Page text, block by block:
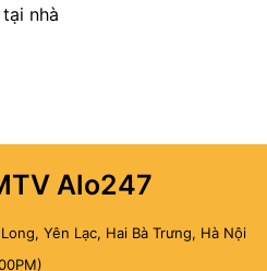
nhà
Alo247
Yên Lạc, Hai Bà Trưng, Hà Nội